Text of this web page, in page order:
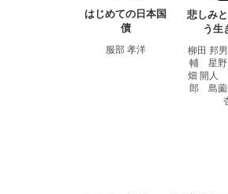
はじめての日本国
債
服部 孝洋
悲しみ
う生
柳田 邦
輔 星
畑 開人
郎 島